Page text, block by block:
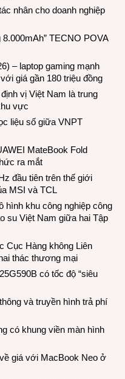
nhân cho doanh nghiệp
TECNO POVA
– laptop gaming mạnh
giá gần 180 triệu đồng
vị Việt Nam là trung
vực
liệu số giữa VNPT
MateBook Fold
ra mắt
đầu tiên trên thế giới
MSI và TCL
hình khu công nghiệp công
su Việt Nam giữa hai Tập
Cục Hàng không Liên
thác thương mại
có tốc độ “siêu
và truyền hình trả phí
có khung viền màn hình
giá với MacBook Neo ở